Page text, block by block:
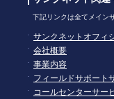
下記リンクは全てメイン
サンクネットオフィ
会社概要
事業内容
フィールドサポート
コールセンターサー